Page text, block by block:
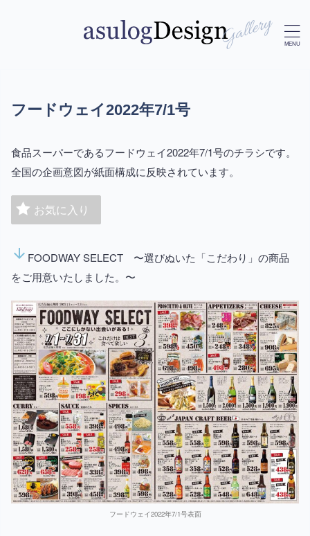
フードウェイ2022年7/1号
食品スーパーであるフードウェイ2022年7/1号のチラシです。
全国の企画意図が紙面構成に反映されています。
お気に入り
arrow_downward FOODWAY SELECT 〜選びぬいた「こだわり」の商品
をご用意いたしました。〜
フードウェイ2022年7/1号表面